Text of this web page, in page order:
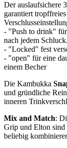
Der auslaufsichere
garantiert
- "Push to drink" für
nach jedem
- "Locked" fest
- "open" für eine
einem Becher
Die Kambukka
und gründliche
inneren
Mix and Match:
Grip und Elton sind
beliebig